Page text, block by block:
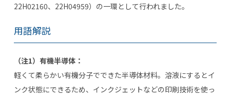
22H02160、 22H04959）の一環として行われました。
用語解説
（注1）有機半導体：
軽くて柔らかい有機分子でできた半導体材料。溶液にするとイ
ンク状態にできるため、インクジェットなどの印刷技術を使っ